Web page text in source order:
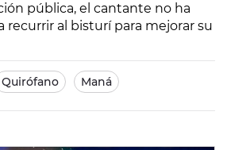
pública, el cantante no ha
recurrir al bisturí para mejorar su
Quirófano Maná